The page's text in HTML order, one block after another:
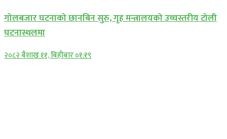
गोलबजार घटनाको छानबिन सुरु, गृह मन्त्रालयको उच्चस्तरीय टोली
घटनास्थलमा
२०८२ बैशाख ११, बिहीबार ०१:१९